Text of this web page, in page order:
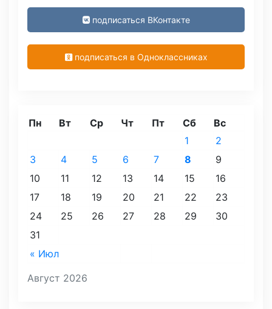
подписаться ВКонтакте
подписаться в Одноклассниках
Август 2026
Пн Вт Ср Чт Пт Сб Вс
« Июл
1
2
3
4 5 6 7 8
9
10
11 12 13 14 15
16
17
18 19 20 21 22
23
24
25 26 27 28 29
30
31